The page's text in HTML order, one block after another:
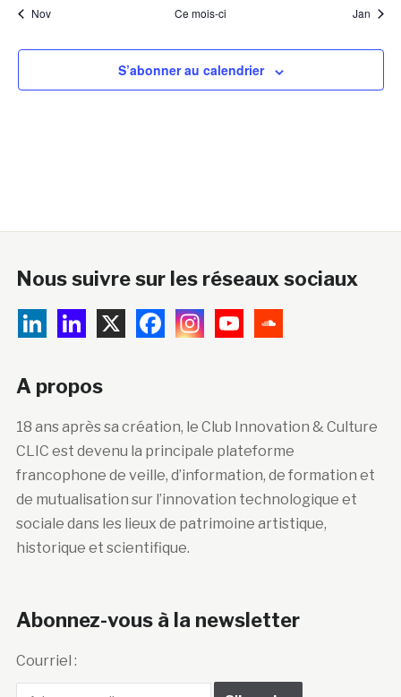
Nov Ce mois-ci Jan
S’abonner au calendrier
Nous suivre sur les réseaux sociaux
A propos
18 ans après sa création, le Club Innovation & Culture
CLIC est devenu la principale plateforme
francophone de veille, d’information, de formation et
de mutualisation sur l’innovation technologique et
sociale dans les lieux de patrimoine artistique,
historique et scientifique.
Abonnez-vous à la newsletter
Courriel :